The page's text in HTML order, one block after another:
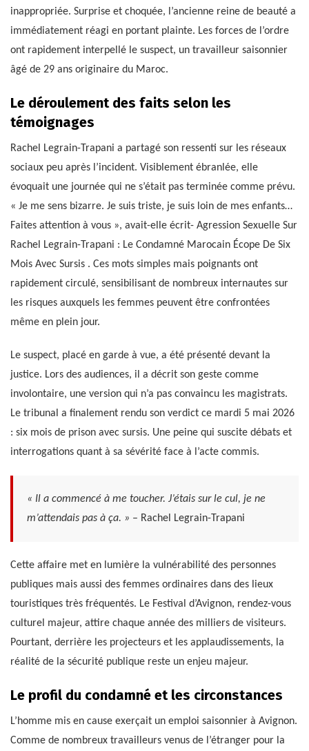
inappropriée. Surprise et choquée, l’ancienne reine de beauté a
immédiatement réagi en portant plainte. Les forces de l’ordre
ont rapidement interpellé le suspect, un travailleur saisonnier
âgé de 29 ans originaire du Maroc.
Le déroulement des faits selon les
témoignages
Rachel Legrain-Trapani a partagé son ressenti sur les réseaux
sociaux peu après l’incident. Visiblement ébranlée, elle
évoquait une journée qui ne s’était pas terminée comme prévu.
« Je me sens bizarre. Je suis triste, je suis loin de mes enfants…
Faites attention à vous », avait-elle écrit- Agression Sexuelle Sur
Rachel Legrain-Trapani : Le Condamné Marocain Écope De Six
Mois Avec Sursis . Ces mots simples mais poignants ont
rapidement circulé, sensibilisant de nombreux internautes sur
les risques auxquels les femmes peuvent être confrontées
même en plein jour.
Le suspect, placé en garde à vue, a été présenté devant la
justice. Lors des audiences, il a décrit son geste comme
involontaire, une version qui n’a pas convaincu les magistrats.
Le tribunal a finalement rendu son verdict ce mardi 5 mai 2026
: six mois de prison avec sursis. Une peine qui suscite débats et
interrogations quant à sa sévérité face à l’acte commis.
« Il a commencé à me toucher. J’étais sur le cul, je ne
m’attendais pas à ça. » – Rachel Legrain-Trapani
Cette affaire met en lumière la vulnérabilité des personnes
publiques mais aussi des femmes ordinaires dans des lieux
touristiques très fréquentés. Le Festival d’Avignon, rendez-vous
culturel majeur, attire chaque année des milliers de visiteurs.
Pourtant, derrière les projecteurs et les applaudissements, la
réalité de la sécurité publique reste un enjeu majeur.
Le profil du condamné et les circonstances
L’homme mis en cause exerçait un emploi saisonnier à Avignon.
Comme de nombreux travailleurs venus de l’étranger pour la